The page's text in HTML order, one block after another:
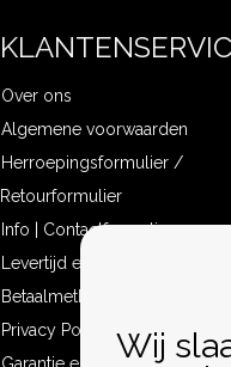
Over ons
Algemene voorwaarden
Herroepingsformulier /
Retourformulier
Info | Contactformulier
Levertijd en verzendkosten
Betaalmethoden
Privacy Policy
Wij